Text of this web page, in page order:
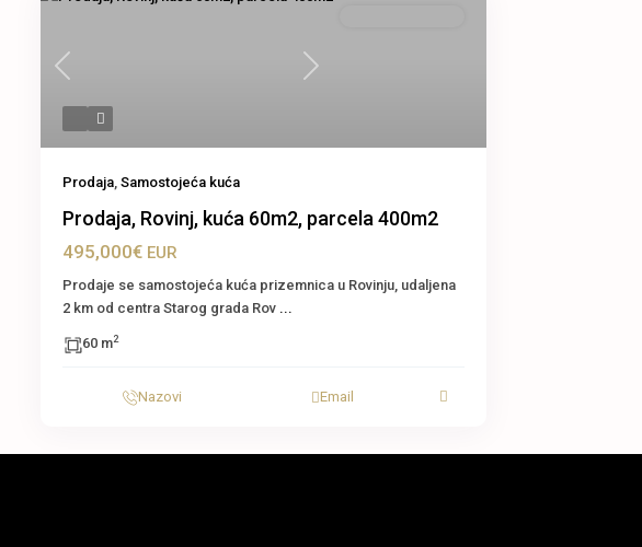
Previous Next
Prodaja, Samostojeća kuća
Prodaja, Rovinj, kuća 60m2, parcela 400m2
495,000€ EUR
Prodaje se samostojeća kuća prizemnica u Rovinju, udaljena
2 km od centra Starog grada Rov ...
60 m2
Nazovi Email